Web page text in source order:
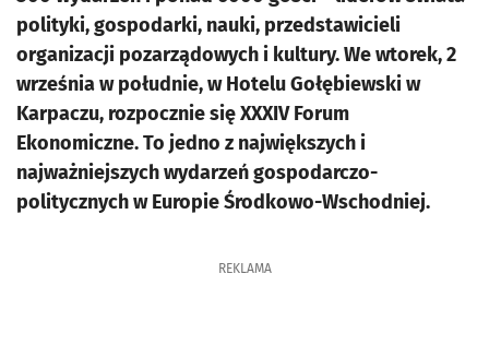
polityki, gospodarki, nauki, przedstawicieli
organizacji pozarządowych i kultury. We wtorek, 2
września w południe, w Hotelu Gołębiewski w
Karpaczu, rozpocznie się XXXIV Forum
Ekonomiczne. To jedno z największych i
najważniejszych wydarzeń gospodarczo-
politycznych w Europie Środkowo-Wschodniej.
REKLAMA